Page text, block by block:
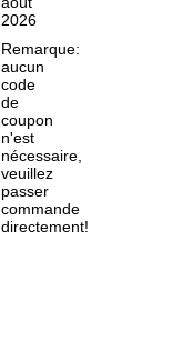
2026
Remarque:
aucun
code
de
coupon
n'est
nécessaire,
veuillez
passer
commande
directement!